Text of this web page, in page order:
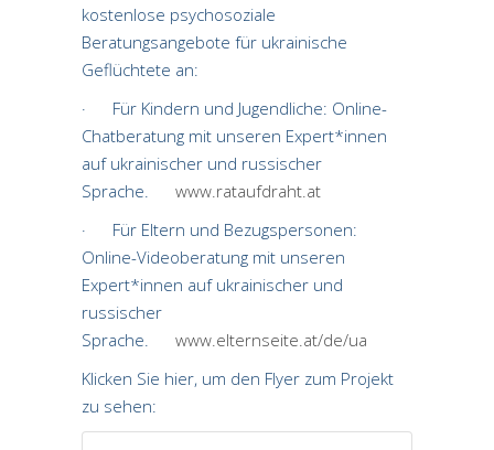
kostenlose psychosoziale
Beratungsangebote für ukrainische
Geflüchtete an:
· Für Kindern und Jugendliche: Online-
Chatberatung mit unseren Expert*innen
auf ukrainischer und russischer
Sprache.
www.rataufdraht.at
· Für Eltern und Bezugspersonen:
Online-Videoberatung mit unseren
Expert*innen auf ukrainischer und
russischer
Sprache. www.elternseite.at/de/ua
Klicken Sie hier, um den Flyer zum Projekt
zu sehen: